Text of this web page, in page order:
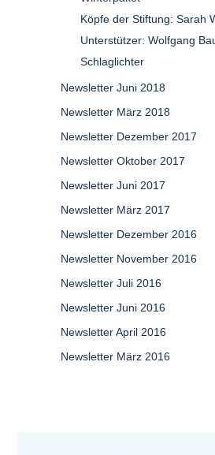
Köpfe der Stiftung: Sarah
Unterstützer: Wolfgang
Schlaglichter
Newsletter Juni 2018
Newsletter März 2018
Newsletter Dezember 2017
Newsletter Oktober 2017
Newsletter Juni 2017
Newsletter März 2017
Newsletter Dezember 2016
Newsletter November 2016
Newsletter Juli 2016
Newsletter Juni 2016
Newsletter April 2016
Newsletter März 2016